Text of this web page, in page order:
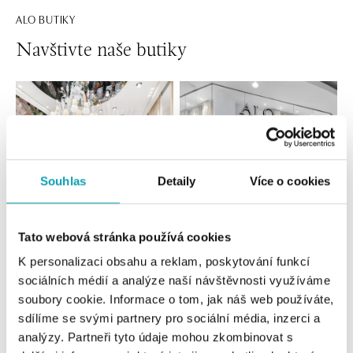
Souhlas Detaily Více o cookies
Tato webová stránka používá cookies
K personalizaci obsahu a reklam, poskytování funkcí
sociálních médií a analýze naší návštěvnosti využíváme
soubory cookie. Informace o tom, jak náš web používáte,
sdílíme se svými partnery pro sociální média, inzerci a
analýzy. Partneři tyto údaje mohou zkombinovat s
ALO BUTIKY
Navštivte naše butiky
ALO diamonds OC Forum Nová Karolina,
Ostrava
Jantarová 3344/4, 702 00 Ostrava-Moravská Ostrava